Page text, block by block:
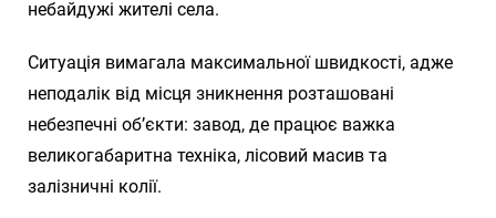
небайдужі жителі села.
Ситуація вимагала максимальної швидкості, адже
неподалік від місця зникнення розташовані
небезпечні об’єкти: завод, де працює важка
великогабаритна техніка, лісовий масив та
залізничні колії.